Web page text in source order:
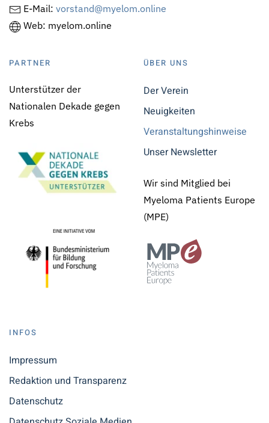
E-Mail: vorstand@myelom.online
Web: myelom.online
PARTNER
Unterstützer der
Nationalen Dekade gegen
Krebs
ÜBER UNS
Der Verein
Neuigkeiten
Veranstaltungshinweise
Unser Newsletter
Wir sind Mitglied bei
Myeloma Patients Europe
(MPE)
INFOS
Impressum
Redaktion und Transparenz
Datenschutz